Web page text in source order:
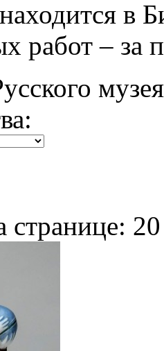
в
работ – за
музея
странице: 20